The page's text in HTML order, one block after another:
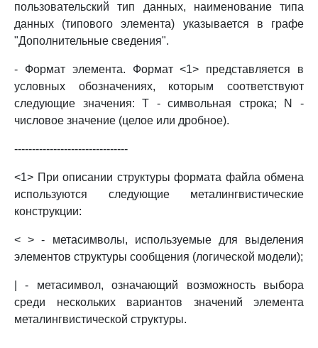
пользовательский тип данных, наименование типа
данных (типового элемента) указывается в графе
"Дополнительные сведения".
- Формат элемента. Формат <1> представляется в
условных обозначениях, которым соответствуют
следующие значения: T - символьная строка; N -
числовое значение (целое или дробное).
--------------------------------
<1> При описании структуры формата файла обмена
используются следующие металингвистические
конструкции:
< > - метасимволы, используемые для выделения
элементов структуры сообщения (логической модели);
| - метасимвол, означающий возможность выбора
среди нескольких вариантов значений элемента
металингвистической структуры.